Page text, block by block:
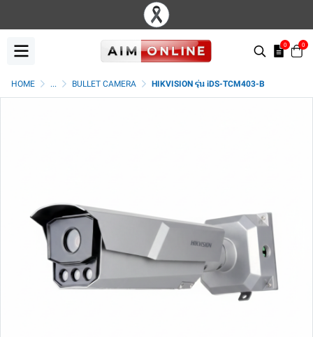
0 0
HOME ... BULLET CAMERA HIKVISION รุ่น iDS-TCM403-B